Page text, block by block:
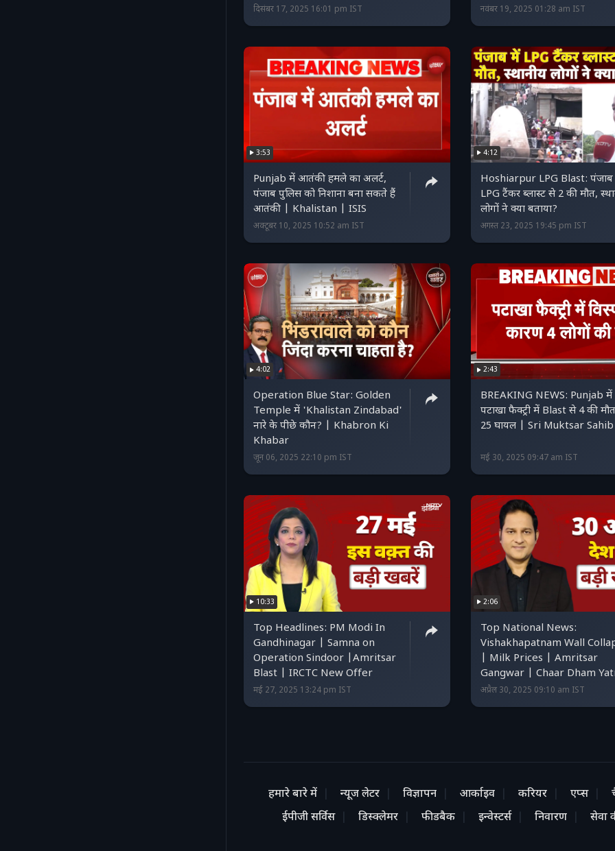
दिसंबर 17, 2025 16:01 pm IST नवंबर 19, 2025 01:28 am IST
3:53
Punjab में आतंकी हमले का अलर्ट,
पंजाब पुलिस को निशाना बना सकते हैं
आतंकी | Khalistan | ISIS
अक्टूबर 10, 2025 10:52 am IST
4:12
Hoshiarpur LPG Blast:
LPG टैंकर ब्लास्ट से 2 की मौत,
लोगों ने क्या बताया?
अगस्त 23, 2025 19:45 pm IST
4:02
Operation Blue Star: Golden
Temple में 'Khalistan Zindabad'
नारे के पीछे कौन? | Khabron Ki
Khabar
जून 06, 2025 22:10 pm IST
2:43
BREAKING NEWS: Punjab
पटाखा फैक्ट्री में Blast से 4 की
25 घायल | Sri Muktsar Sahib
मई 30, 2025 09:47 am IST
10:33
Top Headlines: PM Modi In
Gandhinagar | Samna on
Operation Sindoor |Amritsar
Blast | IRCTC New Offer
मई 27, 2025 13:24 pm IST
2:06
Top National News:
Vishakhapatnam Wall
| Milk Prices | Amritsar
Gangwar | Chaar Dham
अप्रैल 30, 2025 09:10 am IST
हमारे बारे में न्यूज लेटर विज्ञापन आर्काइव करियर एप्स
ईपीजी सर्विस
डिस्क्लेमर फीडबैक इन्वेस्टर्स निवारण सेवा